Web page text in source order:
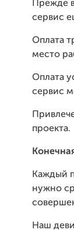
Прежде
сервис
Оплата
место
Оплата
сервис
проекта.
Каждый
нужно
Наш